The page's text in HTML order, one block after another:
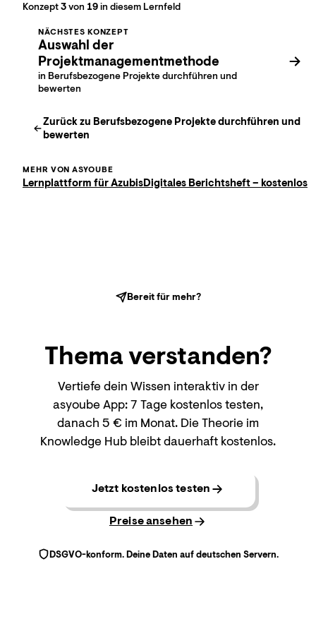
Konzept3von 19in diesem Lernfeld
NÄCHSTES KONZEPT
Auswahl der
Projektmanagementmethode
in Berufsbezogene Projekte durchführen und
bewerten
Zurück zu Berufsbezogene Projekte durchführen und
bewerten
MEHR VON ASYOUBE
Lernplattform für AzubisDigitales Berichtsheft – kostenlos
Bereit für mehr?
Themaverstanden?
Vertiefe dein Wissen interaktiv in der
asyoube App: 7 Tage kostenlos testen,
danach 5 € im Monat. Die Theorie im
Knowledge Hub bleibt dauerhaft kostenlos.
Jetzt kostenlos testen
Preise ansehen
DSGVO-konform. Deine Daten auf deutschen Servern.